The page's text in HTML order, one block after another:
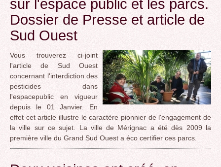
sur l'espace public et les parcs.
Dossier de Presse et article de
Sud Ouest
Vous trouverez ci-joint
l'article de Sud Ouest
concernant l'interdiction des
pesticides dans
l'espacepublic en vigueur
depuis le 01 Janvier. En
effet cet article illustre le caractère pionnier de l'engagement de
la ville sur ce sujet. La ville de Mérignac a été dès 2009 la
première ville du Grand Sud Ouest a éco certifier ces parcs.